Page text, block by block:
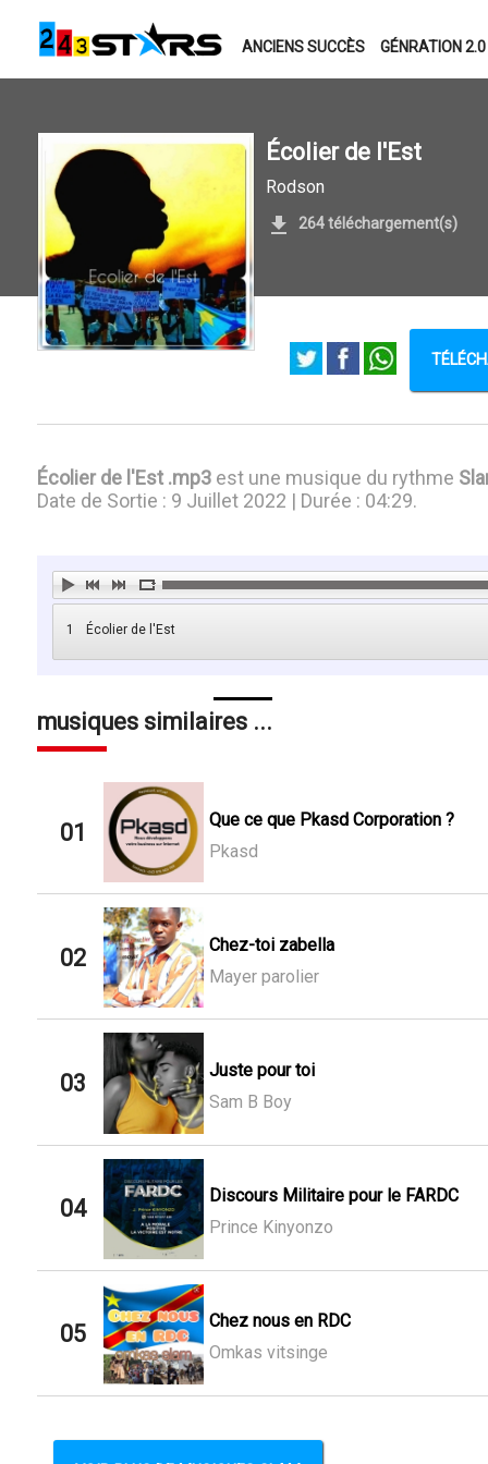
ANCIENS SUCCÈS GÉNRATION 2.0
Écolier de l'Est
Rodson
264 téléchargement(s)
Écolier de l'Est .mp3est une musique du rythme
Date de Sortie : 9 Juillet 2022 | Durée : 04:29.
1 Écolier de l'Est
musiques similaires ...
01
Que ce que Pkasd Corporation ?
Pkasd
02
Chez-toi zabella
Mayer parolier
03
Juste pour toi
Sam B Boy
04
Discours Militaire pour le FARDC
Prince Kinyonzo
05
Chez nous en RDC
Omkas vitsinge